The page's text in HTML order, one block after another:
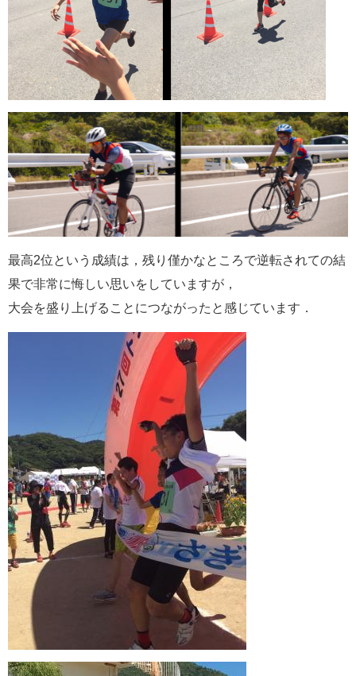
最高2位という成績は，残り僅かなところで逆転されての結
果で非常に悔しい思いをしていますが，
大会を盛り上げることにつながったと感じています．